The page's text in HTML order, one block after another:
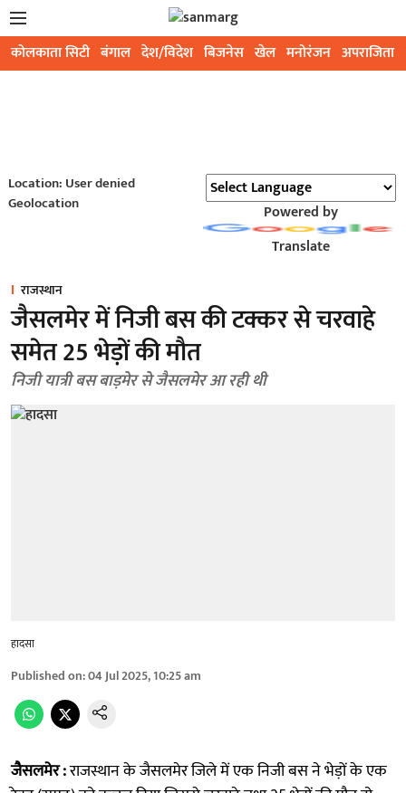
कोलकाता सिटी बंगाल देश/विदेश बिजनेस खेल मनोरंजन अपराजिता
Location: User denied
Geolocation
Powered by
Translate
राजस्थान
जैसलमेर में निजी बस की टक्कर से चरवाहे
समेत 25 भेड़ों की मौत
निजी यात्री बस बाड़मेर से जैसलमेर आ रही थी
हादसा
Published on:04 Jul 2025, 10:25 am
जैसलमेर :राजस्थान के जैसलमेर जिले में एक निजी बस ने भेड़ों के एक